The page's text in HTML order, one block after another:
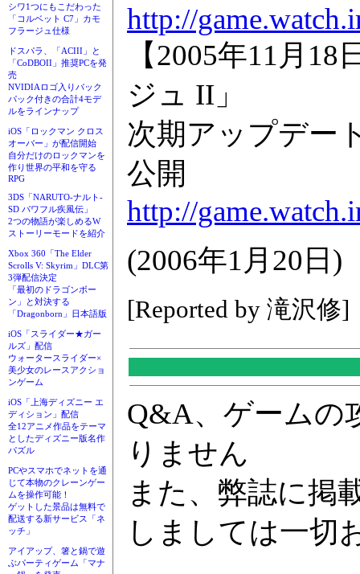
シワ1つにもこだわった
「コルベット C7」カモ
フラージュ仕様
ドスパラ、「ACIII」と
「CoDBOII」推奨PCを発
売
NVIDIAロゴ入りバック
パック付きの合計4モデ
ルをラインナップ
iOS「ロックマン クロス
オーバー」が配信開始
自分だけのロックマンを
作り世界の平和を守る
RPG
3DS「NARUTO-ナルト-
SD パワフル疾風伝」
2つの物語が楽しめるW
ストーリーモードを紹介
Xbox 360「The Elder
Scrolls V: Skyrim」DLC第
3弾配信決定
「最初のドラゴンボー
ン」と対決する
「Dragonborn」日本語版
iOS「スライダー★ガー
ルズ」配信
ウォータースライダー×
美少女のレースアクショ
ンゲーム
iOS「上海ディズニー エ
ディション」配信
全12アニメ作品をテーマ
としたディズニー版名作
パズル
PCやスマホでネットを通
じて本物のクレーンゲー
ムを操作可能！
ゲットした景品は無料で
配送する新サービス「ネ
ッチ」
アイアップ、箸と鍋で遊
ぶパーティゲーム「マナ
http://
【2005年11月
ジュ II」
次期アップデー
公開
http://
(2006年1月20日)
[Reported by 滝沢修]
Q&A、ゲームの
りません
また、弊誌に掲
しましては一切